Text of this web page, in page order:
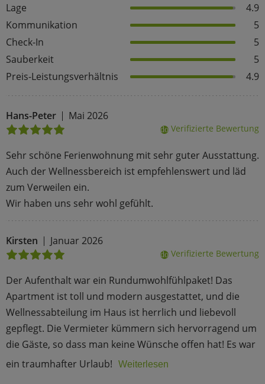
Lage
4.9
Kommunikation
5
Check-In
5
Sauberkeit
5
Preis-Leistungsverhältnis
4.9
Hans-Peter Mai 2026
doneVerifizierte Bewertung
Sehr schöne Ferienwohnung mit sehr guter Ausstattung.
Auch der Wellnessbereich ist empfehlenswert und läd
zum Verweilen ein.
Wir haben uns sehr wohl gefühlt.
Kirsten Januar 2026
doneVerifizierte Bewertung
Der Aufenthalt war ein Rundumwohlfühlpaket! Das
Apartment ist toll und modern ausgestattet, und die
Wellnessabteilung im Haus ist herrlich und liebevoll
gepflegt. Die Vermieter kümmern sich hervorragend um
die Gäste, so dass man keine Wünsche offen hat! Es war
ein traumhafter Urlaub!
Weiterlesen